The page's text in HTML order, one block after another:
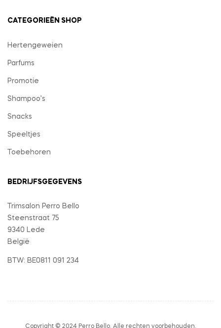
CATEGORIEËN SHOP
Hertengeweien
Parfums
Promotie
Shampoo’s
Snacks
Speeltjes
Toebehoren
BEDRIJFSGEGEVENS
Trimsalon Perro Bello
Steenstraat 75
9340 Lede
België
BTW: BE0811 091 234
Copyright © 2024 Perro Bello. Alle rechten voorbehouden.